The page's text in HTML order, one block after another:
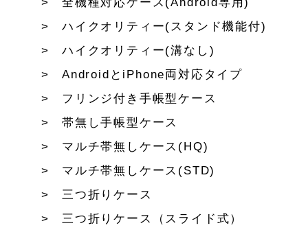
ハイクオリティー(スタンド機能付)
ハイクオリティー(溝なし)
AndroidとiPhone両対応タイプ
フリンジ付き手帳型ケース
帯無し手帳型ケース
マルチ帯無しケース(HQ)
マルチ帯無しケース(STD)
三つ折りケース
三つ折りケース（スライド式）